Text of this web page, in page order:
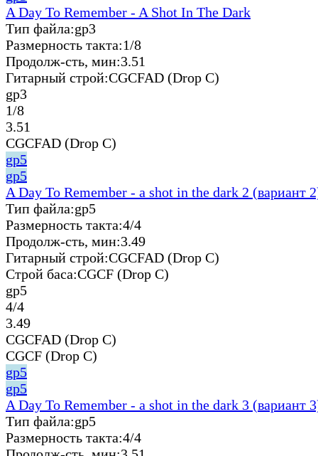
A Day To Remember - A Shot In The Dark
Тип файла:gp3
Размерность такта:1/8
Продолж-сть, мин:3.51
Гитарный строй:CGCFAD (Drop C)
gp3
1/8
3.51
CGCFAD (Drop C)
gp5
gp5
A Day To Remember - a shot in the dark 2 (вариант
Тип файла:gp5
Размерность такта:4/4
Продолж-сть, мин:3.49
Гитарный строй:CGCFAD (Drop C)
Строй баса:CGCF (Drop C)
gp5
4/4
3.49
CGCFAD (Drop C)
CGCF (Drop C)
gp5
gp5
A Day To Remember - a shot in the dark 3 (вариант
Тип файла:gp5
Размерность такта:4/4